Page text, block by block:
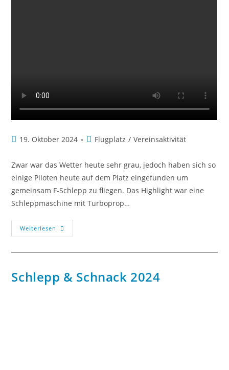
19. Oktober 2024 Flugplatz / Vereinsaktivität
Zwar war das Wetter heute sehr grau, jedoch haben sich so
einige Piloten heute auf dem Platz eingefunden um
gemeinsam F-Schlepp zu fliegen. Das Highlight war eine
Schleppmaschine mit Turboprop…
Weiterlesen
Schlepp & Schnack 2024